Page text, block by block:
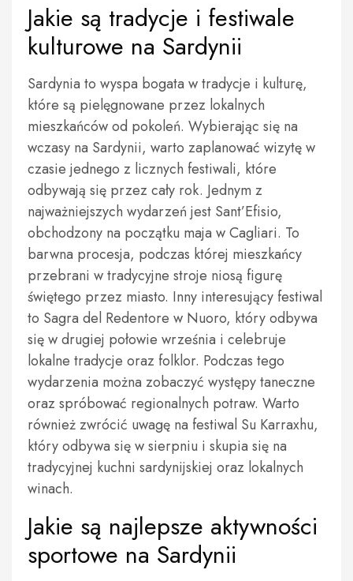
Jakie są tradycje i festiwale
kulturowe na Sardynii
Sardynia to wyspa bogata w tradycje i kulturę,
które są pielęgnowane przez lokalnych
mieszkańców od pokoleń. Wybierając się na
wczasy na Sardynii, warto zaplanować wizytę w
czasie jednego z licznych festiwali, które
odbywają się przez cały rok. Jednym z
najważniejszych wydarzeń jest Sant’Efisio,
obchodzony na początku maja w Cagliari. To
barwna procesja, podczas której mieszkańcy
przebrani w tradycyjne stroje niosą figurę
świętego przez miasto. Inny interesujący festiwal
to Sagra del Redentore w Nuoro, który odbywa
się w drugiej połowie września i celebruje
lokalne tradycje oraz folklor. Podczas tego
wydarzenia można zobaczyć występy taneczne
oraz spróbować regionalnych potraw. Warto
również zwrócić uwagę na festiwal Su Karraxhu,
który odbywa się w sierpniu i skupia się na
tradycyjnej kuchni sardynijskiej oraz lokalnych
winach.
Jakie są najlepsze aktywności
sportowe na Sardynii